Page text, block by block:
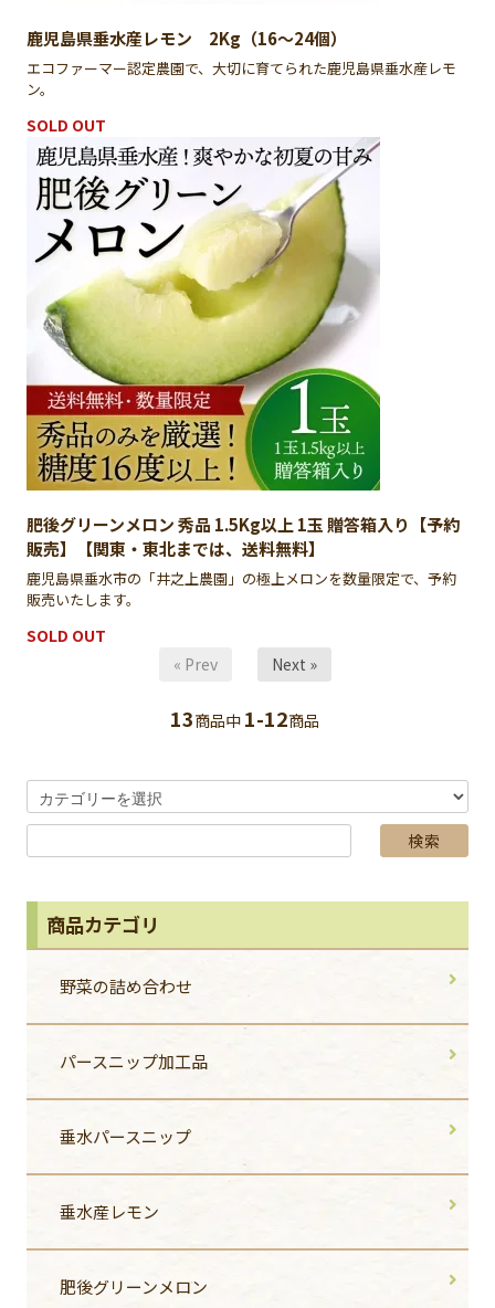
鹿児島県垂水産レモン 2Kg（16〜24個）
エコファーマー認定農園で、大切に育てられた鹿児島県垂水産レモ
ン。
SOLD OUT
肥後グリーンメロン 秀品 1.5Kg以上 1玉 贈答箱入り【予約
販売】【関東・東北までは、送料無料】
鹿児島県垂水市の「井之上農園」の極上メロンを数量限定で、予約
販売いたします。
SOLD OUT
« Prev
Next »
13商品中 1-12商品
商品カテゴリ
野菜の詰め合わせ
パースニップ加工品
垂水パースニップ
垂水産レモン
肥後グリーンメロン